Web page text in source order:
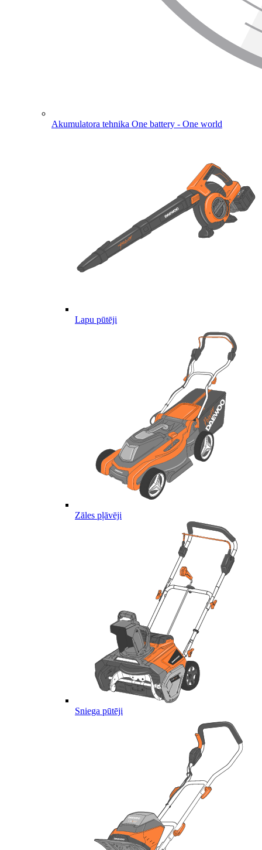
Akumulatora tehnika One battery - One world
Lapu pūtēji
Zāles pļāvēji
Sniega pūtēji